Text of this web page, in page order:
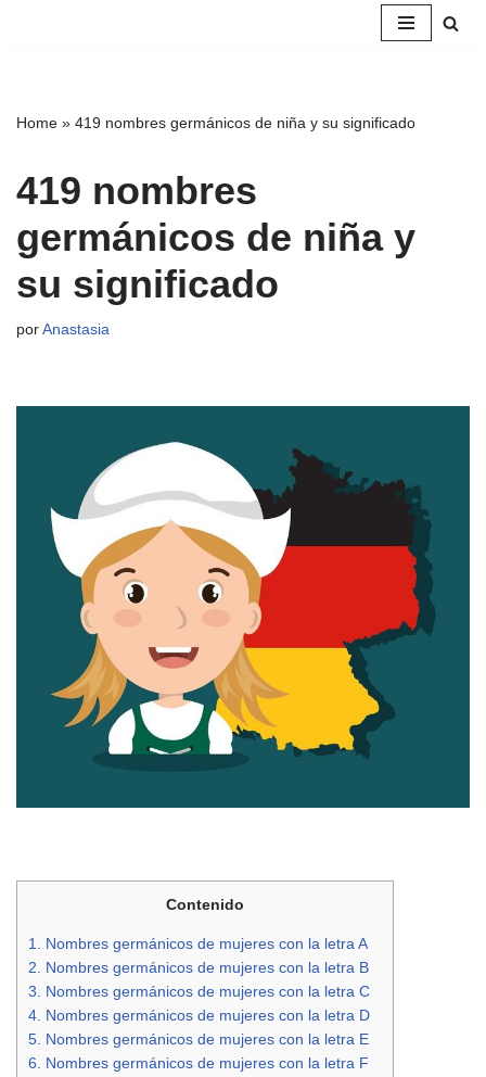
Home » 419 nombres germánicos de niña y su significado
419 nombres
germánicos de niña y
su significado
por Anastasia
Contenido
1. Nombres germánicos de mujeres con la letra A
2. Nombres germánicos de mujeres con la letra B
3. Nombres germánicos de mujeres con la letra C
4. Nombres germánicos de mujeres con la letra D
5. Nombres germánicos de mujeres con la letra E
6. Nombres germánicos de mujeres con la letra F